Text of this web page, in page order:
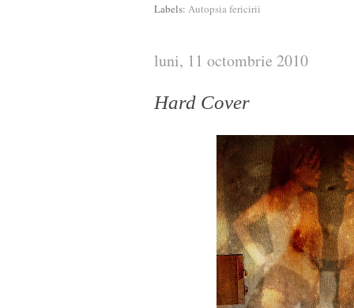
Labels: Autopsia fericirii
luni, 11 octombrie 2010
Hard Cover